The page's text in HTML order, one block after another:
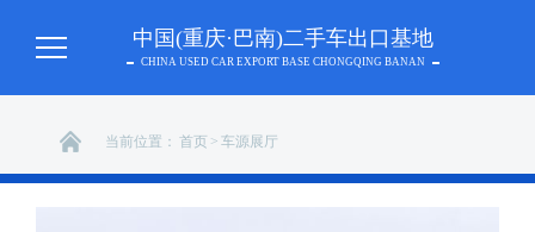
中国(重庆·巴南)二手车出口基地
CHINA USED CAR EXPORT BASE CHONGQING BANAN
当前位置： 首页 > 车源展厅